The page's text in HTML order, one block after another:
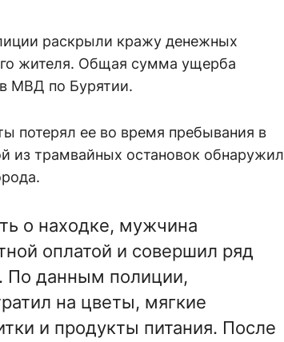
раскрыли кражу денежных
жителя. Общая сумма ущерба
МВД по Бурятии.
потерял ее во время пребывания в
из трамвайных остановок обнаружил
о находке, мужчина
оплатой и совершил ряд
По данным полиции,
на цветы, мягкие
и продукты питания. После